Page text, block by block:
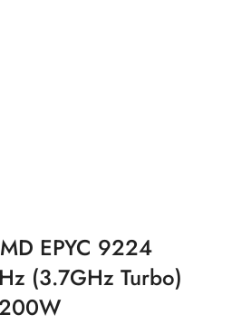
EPYC 9224
(3.7GHz Turbo)